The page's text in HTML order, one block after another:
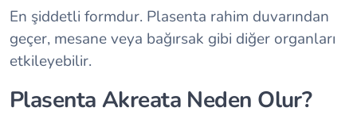
En şiddetli formdur. Plasenta rahim duvarından
geçer, mesane veya bağırsak gibi diğer organları
etkileyebilir.
Plasenta Akreata Neden Olur?